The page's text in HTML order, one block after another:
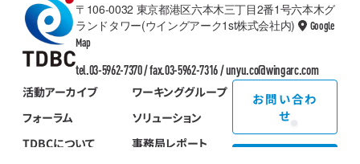
TDBC
〒106-0032 東京都港区六本木三丁目2番1号六本木グ
ランドタワー(ウイングアーク1st株式会社内)
Google
Map
tel.03-5962-7370 / fax.03-5962-7316 /unyu.co@wingarc.com
活動アーカイブ
ワーキンググループ
フォーラム
ソリューション
TDBCについて
事務局レポート
お問い合わ
せ